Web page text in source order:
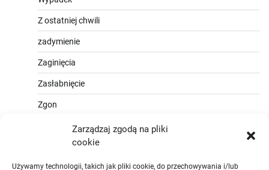
Zarządzaj zgodą na pliki
cookie
Używamy technologii, takich jak pliki cookie, do przechowywania i/lub
Z ostatniej chwili
zadymienie
Zaginięcia
Zasłabnięcie
Zgon